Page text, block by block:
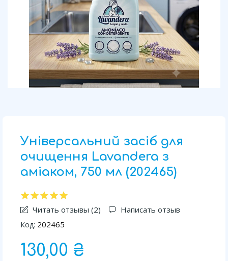
Універсальний засіб для
очищення Lavandera з
аміаком, 750 мл (202465)
Читать отзывы (2) Написать отзыв
Код: 202465
130,00 ₴